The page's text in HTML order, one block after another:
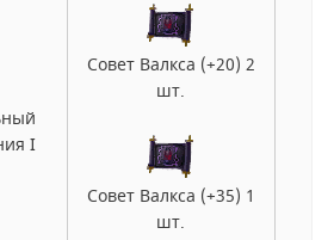
I
Совет Валкса (+20) 2
шт.
Совет Валкса (+35) 1
шт.